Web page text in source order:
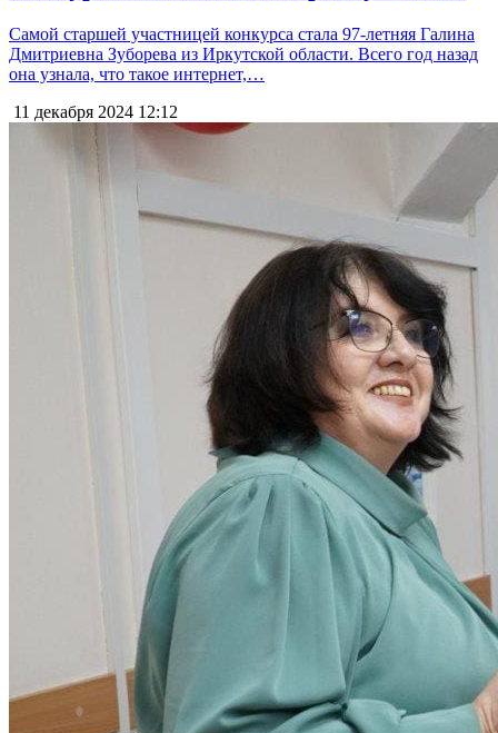
Самой старшей участницей конкурса стала 97-летняя Галина
Дмитриевна Зуборева из Иркутской области. Всего год назад
она узнала, что такое интернет,…
11 декабря 2024 12:12